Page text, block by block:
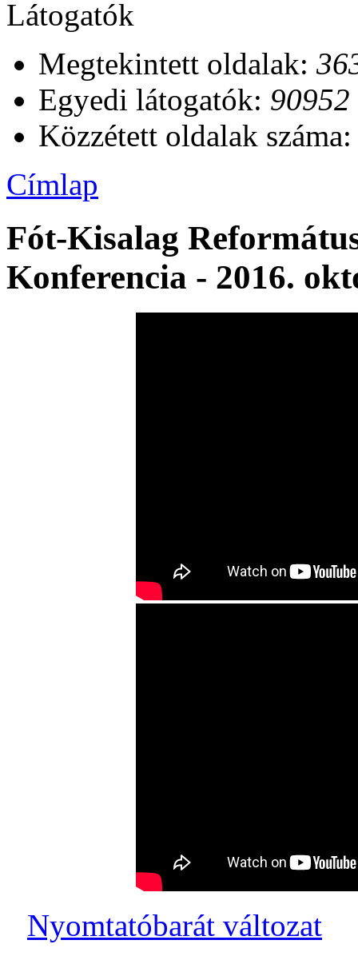
Látogatók
Megtekintett oldalak:
Egyedi látogatók: 90952
Közzétett oldalak
Címlap
Fót-Kisalag
Konferencia - 2016.
Nyomtatóbarát változat